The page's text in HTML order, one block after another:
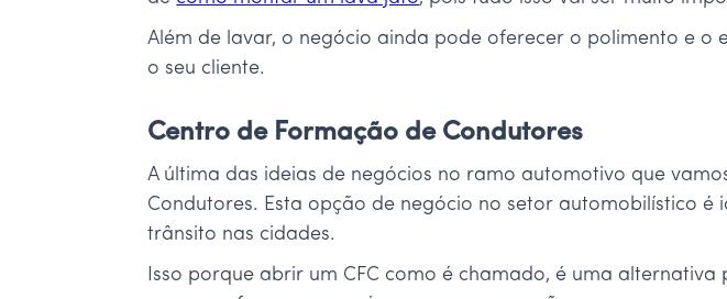
Além de lavar, o negócio ainda pode oferecer o polimento e o
o seu cliente.
Centro de Formação de Condutores
A última das ideias de negócios no ramo automotivo que
Condutores. Esta opção de negócio no setor automobilístico
trânsito nas cidades.
Isso porque abrir um CFC como é chamado, é uma